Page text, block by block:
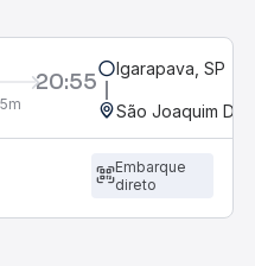
20:55 Igarapava, SP
São Joaquim Da
Embarque
direto